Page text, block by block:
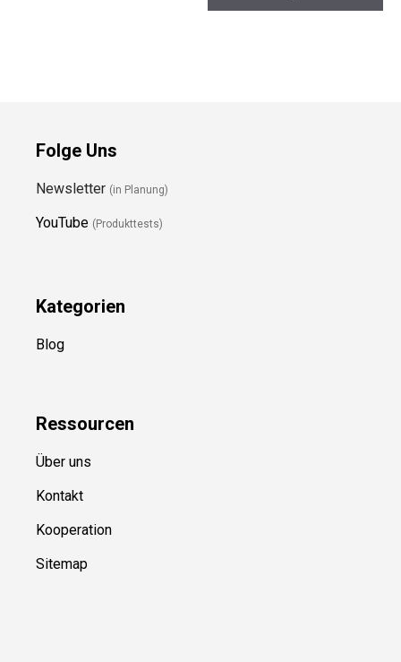
Folge Uns
Newsletter (in Planung)
YouTube (Produkttests)
Kategorien
Blog
Ressourcen
Über uns
Kontakt
Kooperation
Sitemap